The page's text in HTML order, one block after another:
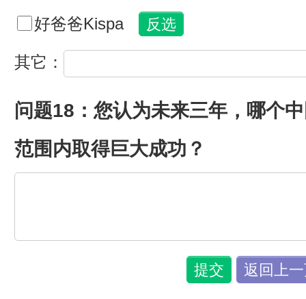
好爸爸Kispa
其它：
问题18：您认为未来三年，哪个
范围内取得巨大成功？